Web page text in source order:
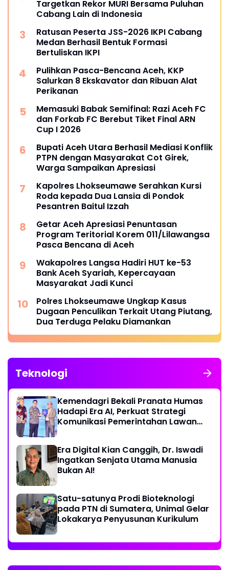
Targetkan Rekor MURI Bersama Puluhan
Cabang Lain di Indonesia
Ratusan Peserta JSS-2026 IKPI Cabang
Medan Berhasil Bentuk Formasi
Bertuliskan IKPI
Pulihkan Pasca-Bencana Aceh, KKP
Salurkan 8 Ekskavator dan Ribuan Alat
Perikanan
Memasuki Babak Semifinal: Razi Aceh FC
dan Forkab FC Berebut Tiket Final ARN
Cup I 2026
Bupati Aceh Utara Berhasil Mediasi Konflik
PTPN dengan Masyarakat Cot Girek,
Warga Sampaikan Apresiasi
Kapolres Lhokseumawe Serahkan Kursi
Roda kepada Dua Lansia di Pondok
Pesantren Baitul Izzah
Getar Aceh Apresiasi Penuntasan
Program Teritorial Korem 011/Lilawangsa
Pasca Bencana di Aceh
Wakapolres Langsa Hadiri HUT ke-53
Bank Aceh Syariah, Kepercayaan
Masyarakat Jadi Kunci
Polres Lhokseumawe Ungkap Kasus
Dugaan Penculikan Terkait Utang Piutang,
Dua Terduga Pelaku Diamankan
Teknologi
Kemendagri Bekali Pranata Humas
Hadapi Era AI, Perkuat Strategi
Komunikasi Pemerintahan Lawan
Era Digital Kian Canggih, Dr. Iswadi
Ingatkan Senjata Utama Manusia
Bukan AI!
Satu-satunya Prodi Bioteknologi
pada PTN di Sumatera, Unimal Gelar
Lokakarya Penyusunan Kurikulum